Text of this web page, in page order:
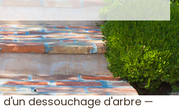
d'un dessouchage d'arbre —